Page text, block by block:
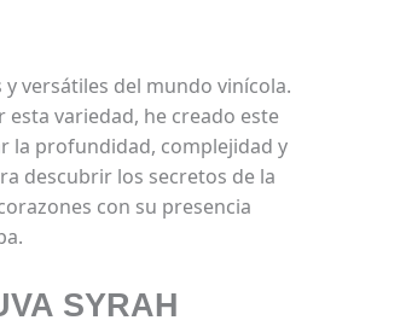
versátiles del mundo vinícola.
variedad, he creado este
la profundidad, complejidad y
descubrir los secretos de la
con su presencia
SYRAH